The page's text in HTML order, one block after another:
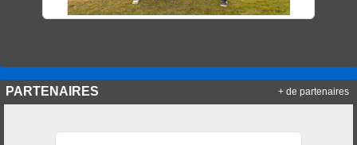
PARTENAIRES + de partenaires